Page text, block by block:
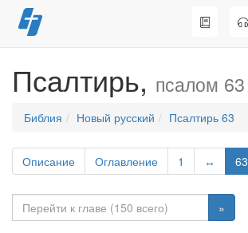
Перейти
к
Псалтирь, псалом 63
Библия Новый русский Псалтирь 63
Описание Оглавление 1 ↔ 63
»